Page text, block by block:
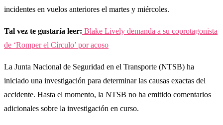
incidentes en vuelos anteriores el martes y miércoles.
Tal vez te gustaría leer: Blake Lively demanda a su coprotagonista
de ‘Romper el Círculo’ por acoso
La Junta Nacional de Seguridad en el Transporte (NTSB) ha
iniciado una investigación para determinar las causas exactas del
accidente. Hasta el momento, la NTSB no ha emitido comentarios
adicionales sobre la investigación en curso.